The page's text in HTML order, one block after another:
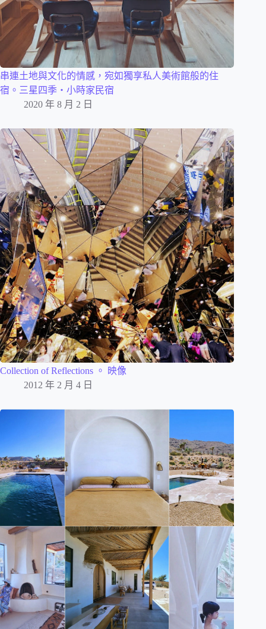
串連土地與文化的情感，宛如獨享私人美術館般的住
宿。三星四季・小時家民宿
2020 年 8 月 2 日
Collection of Reflections 。 映像
2012 年 2 月 4 日